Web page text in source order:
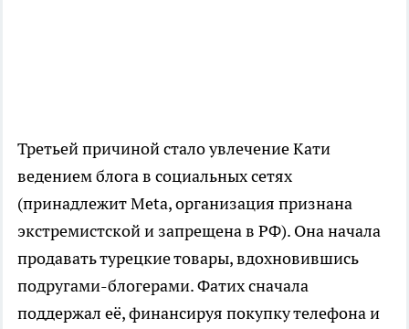
Третьей причиной стало увлечение Кати
ведением блога в социальных сетях
(принадлежит Meta, организация признана
экстремистской и запрещена в РФ). Она начала
продавать турецкие товары, вдохновившись
подругами-блогерами. Фатих сначала
поддержал её, финансируя покупку телефона и